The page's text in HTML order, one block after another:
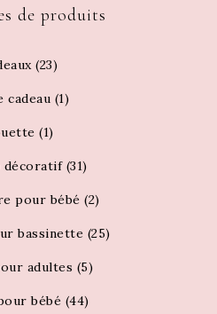
de produits
(23)
cadeau (1)
(1)
décoratif (31)
pour bébé (2)
bassinette (25)
adultes (5)
bébé (44)